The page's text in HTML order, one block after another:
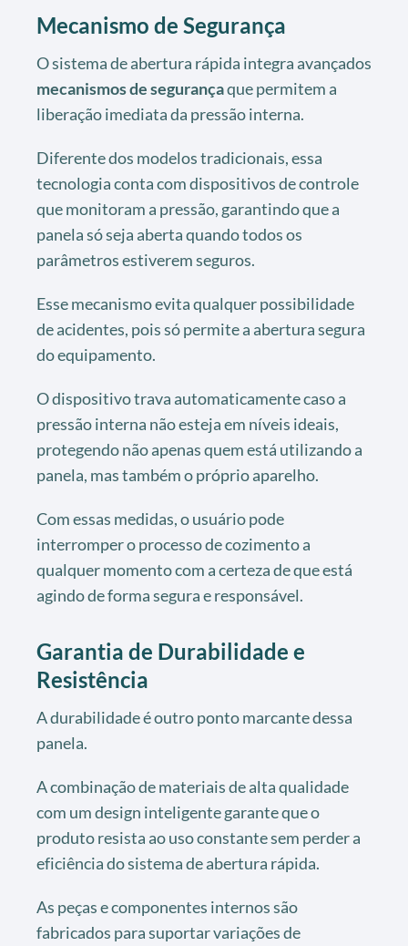
Mecanismo de Segurança
O sistema de abertura rápida integra avançados
mecanismos de segurançaque permitem a
liberação imediata da pressão interna.
Diferente dos modelos tradicionais, essa
tecnologia conta com dispositivos de controle
que monitoram a pressão, garantindo que a
panela só seja aberta quando todos os
parâmetros estiverem seguros.
Esse mecanismo evita qualquer possibilidade
de acidentes, pois só permite a abertura segura
do equipamento.
O dispositivo trava automaticamente caso a
pressão interna não esteja em níveis ideais,
protegendo não apenas quem está utilizando a
panela, mas também o próprio aparelho.
Com essas medidas, o usuário pode
interromper o processo de cozimento a
qualquer momento com a certeza de que está
agindo de forma segura e responsável.
Garantia de Durabilidade e
Resistência
A durabilidade é outro ponto marcante dessa
panela.
A combinação de materiais de alta qualidade
com um design inteligente garante que o
produto resista ao uso constante sem perder a
eficiência do sistema de abertura rápida.
As peças e componentes internos são
fabricados para suportar variações de